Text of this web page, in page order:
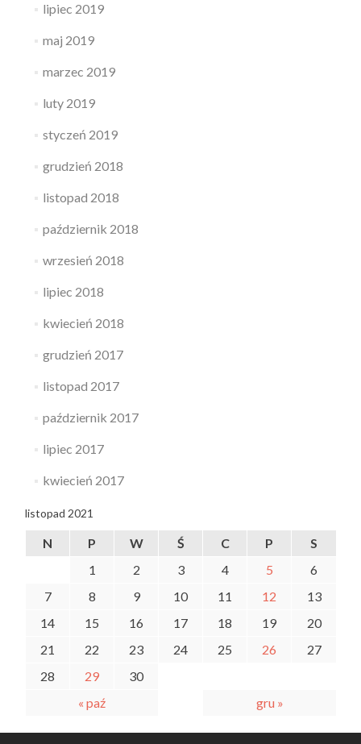
lipiec 2019
maj 2019
marzec 2019
luty 2019
styczeń 2019
grudzień 2018
listopad 2018
październik 2018
wrzesień 2018
lipiec 2018
kwiecień 2018
grudzień 2017
listopad 2017
październik 2017
lipiec 2017
kwiecień 2017
listopad 2021
N P W Ś C P S
« paź gru »
1 2 3 4 5
6
7
8 9 10 11 12
13
14
15 16 17 18 19
20
21
22 23 24 25 26
27
28
29 30